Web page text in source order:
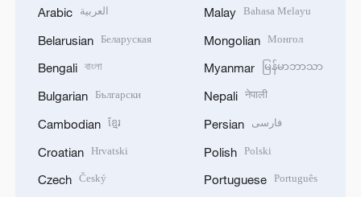
Arabic العربية
Belarusian Беларуская
Bengali বাংলা
Bulgarian Български
Cambodian ខ្មែរ
Croatian Hrvatski
Czech Český
Malay Bahasa Melayu
Mongolian Монгол
Myanmar မြန်မာဘာသာ
Nepali नेपाली
Persian فارسی
Polish Polski
Portuguese Português